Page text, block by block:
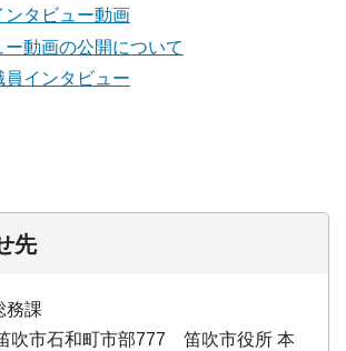
タビュー動画
動画の公開について
インタビュー
先
務課
吹市石和町市部777 笛吹市役所 本